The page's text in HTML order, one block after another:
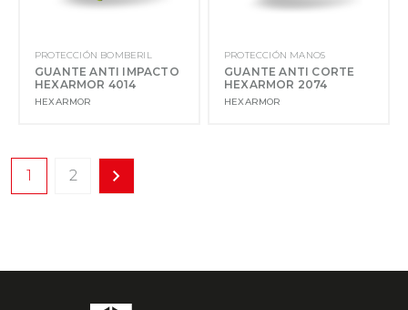
PROTECCIÓN BOMBERIL
GUANTE ANTI IMPACTO
HEXARMOR 4014
HEXARMOR
PROTECCIÓN MANOS
GUANTE ANTI CORTE
HEXARMOR 2074
HEXARMOR
1 2